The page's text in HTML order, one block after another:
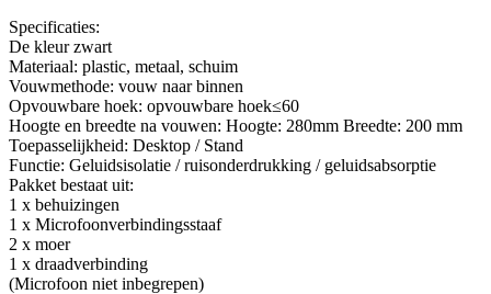
Specificaties:
De kleur zwart
Materiaal: plastic, metaal, schuim
Vouwmethode: vouw naar binnen
Opvouwbare hoek: opvouwbare hoek≤60
Hoogte en breedte na vouwen: Hoogte: 280mm Breedte: 200 mm
Toepasselijkheid: Desktop / Stand
Functie: Geluidsisolatie / ruisonderdrukking / geluidsabsorptie
Pakket bestaat uit:
1 x behuizingen
1 x Microfoonverbindingsstaaf
2 x moer
1 x draadverbinding
(Microfoon niet inbegrepen)